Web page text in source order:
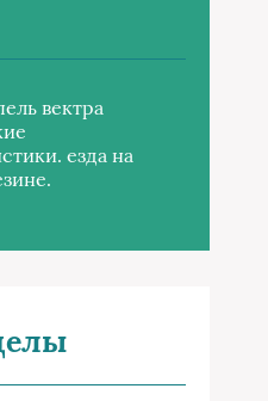
вектра
езда на